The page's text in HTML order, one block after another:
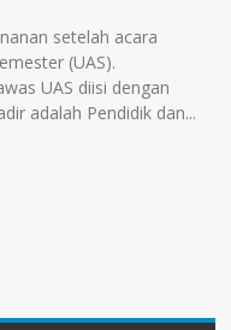
setelah acara
(UAS).
UAS diisi dengan
adalah Pendidik dan...